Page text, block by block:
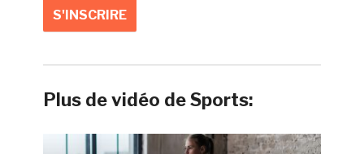
Plus de vidéo de Sports: